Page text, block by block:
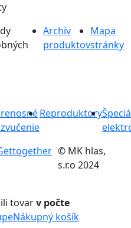
Archív
produktov
Mapa
stránky
Reproduktory
© MK hlas,
s.r.o 2024
tovarv počte
Nákupný košík